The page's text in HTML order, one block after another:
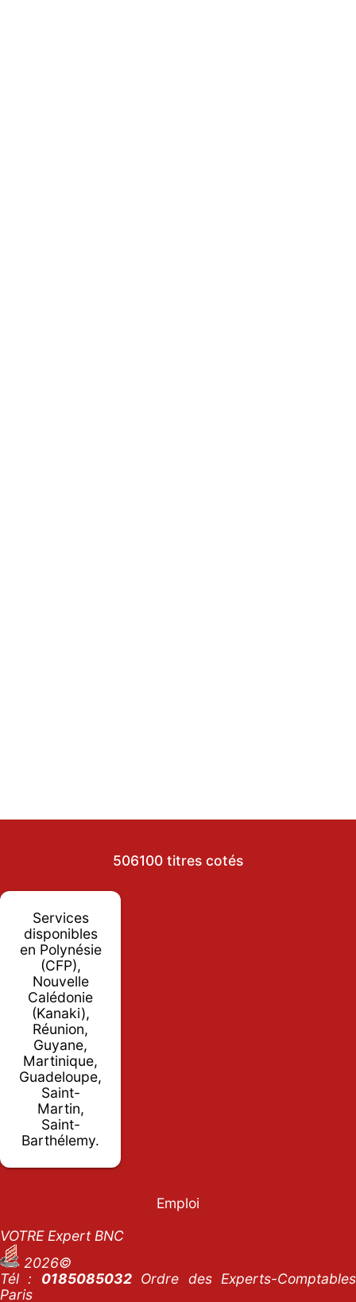
506100 titres cotés
Services
disponibles
en Polynésie
(CFP),
Nouvelle
Calédonie
(Kanaki),
Réunion,
Guyane,
Martinique,
Guadeloupe,
Saint-
Martin,
Saint-
Barthélemy.
Emploi
VOTRE Expert BNC
2026©
Tél : 0185085032Ordre des Experts-Comptables
Paris